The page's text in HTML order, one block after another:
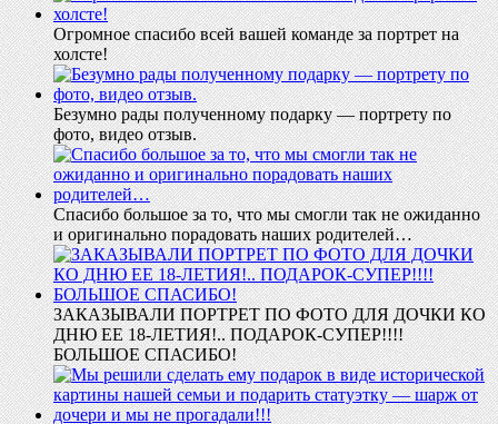
Огромное спасибо всей вашей команде за портрет на
холсте!
Безумно рады полученному подарку — портрету по
фото, видео отзыв.
Спасибо большое за то, что мы смогли так не ожиданно
и оригинально порадовать наших родителей…
ЗАКАЗЫВАЛИ ПОРТРЕТ ПО ФОТО ДЛЯ ДОЧКИ КО
ДНЮ ЕЕ 18-ЛЕТИЯ!.. ПОДАРОК-СУПЕР!!!!
БОЛЬШОЕ СПАСИБО!